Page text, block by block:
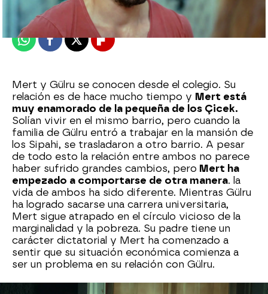
Publicado: 20 de junio de 2024, 23:33
WhatsappFacebook
X Flipboard
Mert y Gülru se conocen desde el colegio. Su
relación es de hace mucho tiempo y Mert está
muy enamorado de la pequeña de los Çicek.
Solían vivir en el mismo barrio, pero cuando la
familia de Gülru entró a trabajar en la mansión de
los Sipahi, se trasladaron a otro barrio. A pesar
de todo esto la relación entre ambos no parece
haber sufrido grandes cambios, pero Mert ha
empezado a comportarse de otra manera. la
vida de ambos ha sido diferente. Mientras Gülru
ha logrado sacarse una carrera universitaria,
Mert sigue atrapado en el círculo vicioso de la
marginalidad y la pobreza. Su padre tiene un
carácter dictatorial y Mert ha comenzado a
sentir que su situación económica comienza a
ser un problema en su relación con Gülru.